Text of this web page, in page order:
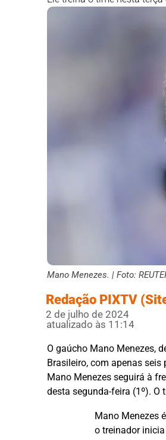
Mano Menezes. | Foto:
Redação PIXTV
2 de julho de 2024
atualizado às 11:14
O gaúcho Mano Menezes,
Brasileiro, com apenas
Mano Menezes seguirá à
desta segunda-feira (1º).
Mano Menezes
o treinador